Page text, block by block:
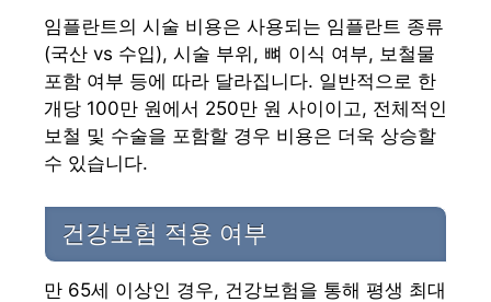
임플란트의 시술 비용은 사용되는 임플란트 종류
(국산 vs 수입), 시술 부위, 뼈 이식 여부, 보철물
포함 여부 등에 따라 달라집니다. 일반적으로 한
개당 100만 원에서 250만 원 사이이고, 전체적인
보철 및 수술을 포함할 경우 비용은 더욱 상승할
수 있습니다.
건강보험 적용 여부
만 65세 이상인 경우, 건강보험을 통해 평생 최대